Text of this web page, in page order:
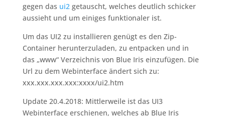
gegen das ui2getauscht, welches deutlich schicker
aussieht und um einiges funktionaler ist.
Um das UI2 zu installieren genügt es den Zip-
Container herunterzuladen, zu entpacken und in
das „www“ Verzeichnis von Blue Iris einzufügen. Die
Url zu dem Webinterface ändert sich zu:
xxx.xxx.xxx.xxx:xxxx/ui2.htm
Update 20.4.2018: Mittlerweile ist das UI3
Webinterface erschienen, welches ab Blue Iris